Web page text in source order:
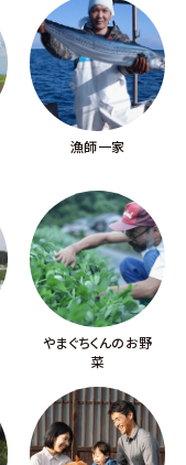
漁師一家
やまぐちくんのお野
菜